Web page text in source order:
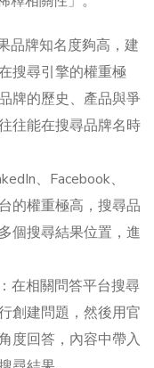
品牌知名度夠高，建
搜尋引擎的權重極
牌的歷史、產品與爭
往能在搜尋品牌名時
、Facebook、
的權重極高，搜尋品
個搜尋結果位置，進
：在相關問答平台搜尋
創建問題，然後用官
度回答，內容中帶入